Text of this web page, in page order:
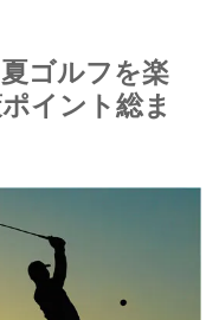
ゴルフを楽
イント総ま